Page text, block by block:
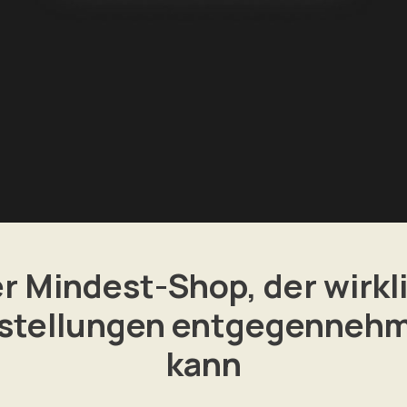
Mindest-Shop, der
kann